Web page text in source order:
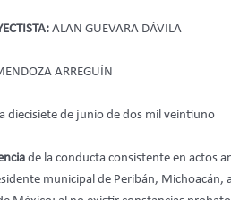
ALAN GUEVARA DÁVILA
ARREGUÍN
diecisiete de junio de dos mil veintiuno
de la conducta consistente en actos
municipal de Peribán, Michoacán,